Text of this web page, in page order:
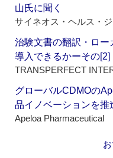
山氏に聞く
サイネオス・ヘルス・
治験文書の翻訳・ロ
導入できるかーその[2]
TRANSPERFECT
グローバルCDMOの
品イノベーションを推
Apeloa Pharmaceutical